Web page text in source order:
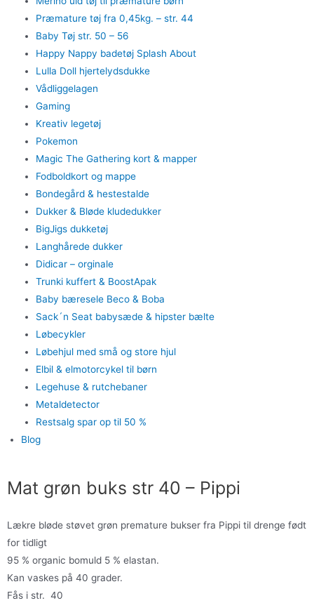
Præmature tøj fra 0,45kg. – str. 44
Baby Tøj str. 50 – 56
Happy Nappy badetøj Splash About
Lulla Doll hjertelydsdukke
Vådliggelagen
Gaming
Kreativ legetøj
Pokemon
Magic The Gathering kort & mapper
Fodboldkort og mappe
Bondegård & hestestalde
Dukker & Bløde kludedukker
BigJigs dukketøj
Langhårede dukker
Didicar – orginale
Trunki kuffert & BoostApak
Baby bæresele Beco & Boba
Sack´n Seat babysæde & hipster bælte
Løbecykler
Løbehjul med små og store hjul
Elbil & elmotorcykel til børn
Legehuse & rutchebaner
Metaldetector
Restsalg spar op til 50 %
Blog
Mat grøn buks str 40 – Pippi
Lækre bløde støvet grøn premature bukser fra Pippi til drenge født
for tidligt
95 % organic bomuld 5 % elastan.
Kan vaskes på 40 grader.
Fås i str. 40